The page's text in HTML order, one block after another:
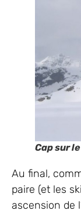
Cap sur
Au final,
paire (et les
ascension de